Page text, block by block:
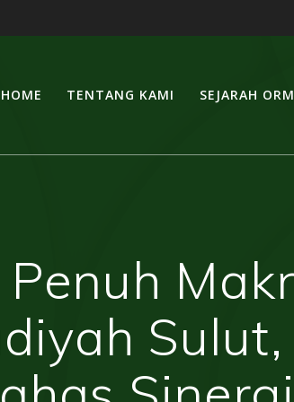
HOME TENTANG KAMI SEJARAH